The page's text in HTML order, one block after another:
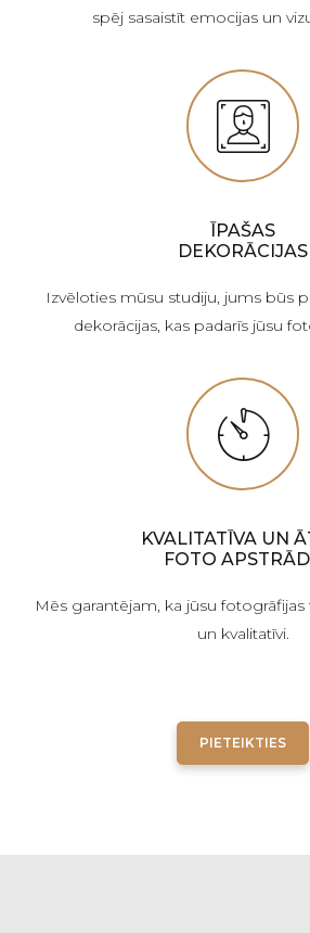
spēj sasaistīt emocijas un
ĪPAŠAS
DEKORĀCIJAS
Izvēloties mūsu studiju, jums būs
dekorācijas, kas padarīs jūsu
KVALITATĪVA UN
FOTO
Mēs garantējam, ka jūsu fotogrāfijas
un kvalitatīvi.
PIETEIKTIES